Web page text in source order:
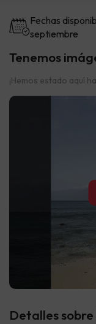
Fechas
septiembre
Tenemos
¡Hemos estado aquí
Detalles